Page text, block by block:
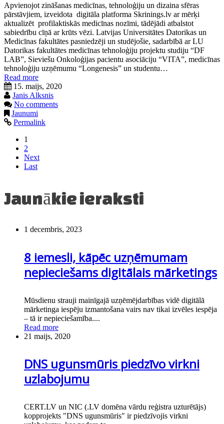
Apvienojot zināšanas medicīnas, tehnoloģiju un dizaina sfēras
pārstāvjiem, izveidota digitāla platforma Skrinings.lv ar mērķi
aktualizēt profilaktiskās medicīnas nozīmi, tādējādi atbalstot
sabiedrību cīņā ar krūts vēzi. Latvijas Universitātes Datorikas un
Medicīnas fakultātes pasniedzēji un studējošie, sadarbībā ar LU
Datorikas fakultātes medicīnas tehnoloģiju projektu studiju “DF
LAB”, Sieviešu Onkoloģijas pacientu asociāciju “VITA”, medicīnas
tehnoloģiju uzņēmumu “Longenesis” un studentu…
Read more
15. maijs, 2020
Janis Alksnis
No comments
Jaunumi
Permalink
1
2
Next
Last
Jaunākie ieraksti
1 decembris, 2023
8 iemesli, kāpēc uzņēmumam
nepieciešams digitālais mārketings
Mūsdienu strauji mainīgajā uzņēmējdarbības vidē digitālā
mārketinga iespēju izmantošana vairs nav tikai izvēles iespēja
– tā ir nepieciešamība....
Read more
21 maijs, 2020
DNS ugunsmūris piedzīvo virkni
uzlabojumu
CERT.LV un NIC (.LV domēna vārdu reģistra uzturētājs)
kopprojekts "DNS ugunsmūris" ir piedzīvojis virkni